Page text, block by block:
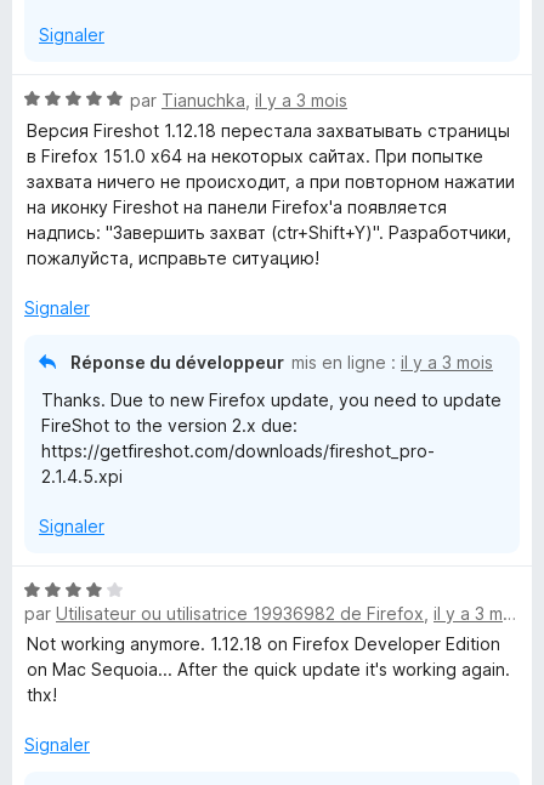
Signaler
N
o
t
é
5
s
u
5
par Tianuchka il y a 3 mois
Версия Fireshot 1.12.18 перестала захватывать страницы
в Firefox 151.0 x64 на некоторых сайтах. При попытке
захвата ничего не происходит, а при повторном нажатии
на иконку Fireshot на панели Firefox'а появляется
надпись: "Завершить захват (ctr+Shift+Y)". Разработчики,
пожалуйста, исправьте ситуацию!
Signaler
Réponse du développeur mis en ligne : il y a 3 mois
Thanks. Due to new Firefox update, you need to update
FireShot to the version 2.x due:
https://getfireshot.com/downloads/fireshot_pro-
2.1.4.5.xpi
Signaler
N
o
t
é
4
u
par Utilisateur ou utilisatrice 19936982 de Firefox il y a 3 mois
Not working anymore. 1.12.18 on Firefox Developer Edition
on Mac Sequoia... After the quick update it's working again.
thx!
Signaler